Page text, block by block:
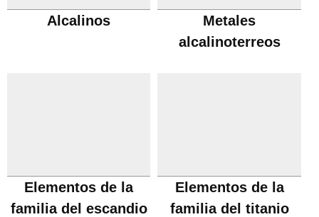
Alcalinos
Metales
alcalinoterreos
Elementos de la
familia del escandio
Elementos de la
familia del titanio